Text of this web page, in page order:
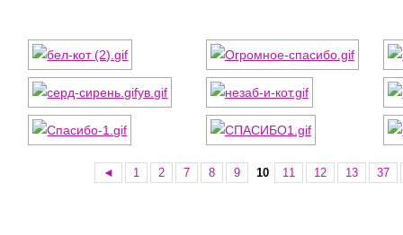
◄ 1 2 7 8 9 10 11 12 13 37